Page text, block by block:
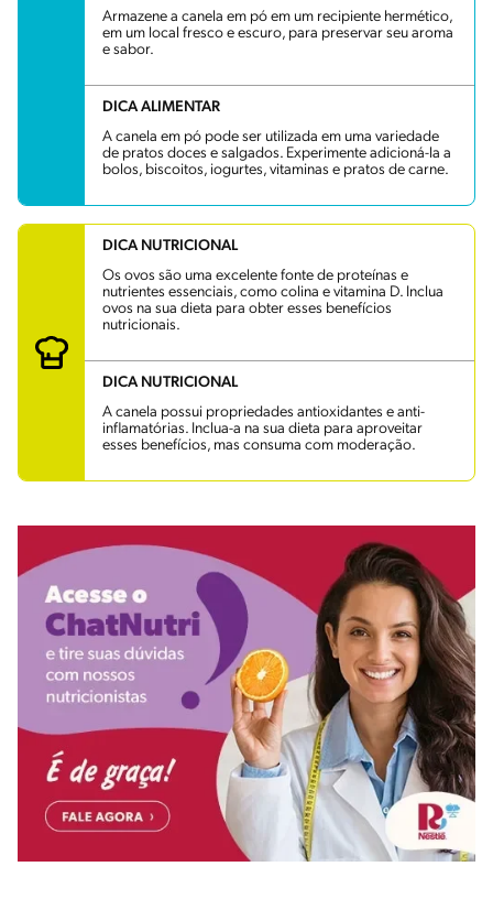
Armazene a canela em pó em um recipiente hermético,
em um local fresco e escuro, para preservar seu aroma
e sabor.
DICA ALIMENTAR
A canela em pó pode ser utilizada em uma variedade
de pratos doces e salgados. Experimente adicioná-la a
bolos, biscoitos, iogurtes, vitaminas e pratos de carne.
DICA NUTRICIONAL
Os ovos são uma excelente fonte de proteínas e
nutrientes essenciais, como colina e vitamina D. Inclua
ovos na sua dieta para obter esses benefícios
nutricionais.
DICA NUTRICIONAL
A canela possui propriedades antioxidantes e anti-
inflamatórias. Inclua-a na sua dieta para aproveitar
esses benefícios, mas consuma com moderação.